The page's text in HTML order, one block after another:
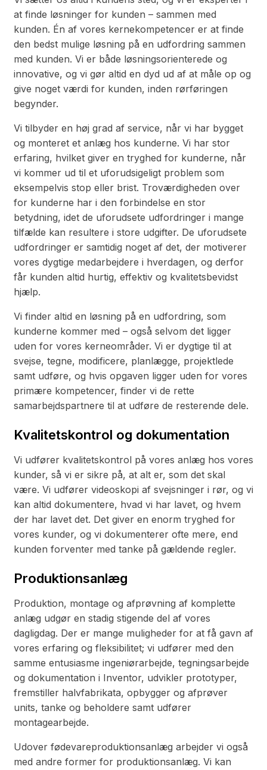
at finde løsninger for kunden – sammen med
kunden. Én af vores kernekompetencer er at finde
den bedst mulige løsning på en udfordring sammen
med kunden. Vi er både løsningsorienterede og
innovative, og vi gør altid en dyd ud af at måle op og
give noget værdi for kunden, inden rørføringen
begynder.
Vi tilbyder en høj grad af service, når vi har bygget
og monteret et anlæg hos kunderne. Vi har stor
erfaring, hvilket giver en tryghed for kunderne, når
vi kommer ud til et uforudsigeligt problem som
eksempelvis stop eller brist. Troværdigheden over
for kunderne har i den forbindelse en stor
betydning, idet de uforudsete udfordringer i mange
tilfælde kan resultere i store udgifter. De uforudsete
udfordringer er samtidig noget af det, der motiverer
vores dygtige medarbejdere i hverdagen, og derfor
får kunden altid hurtig, effektiv og kvalitetsbevidst
hjælp.
Vi finder altid en løsning på en udfordring, som
kunderne kommer med – også selvom det ligger
uden for vores kerneområder. Vi er dygtige til at
svejse, tegne, modificere, planlægge, projektlede
samt udføre, og hvis opgaven ligger uden for vores
primære kompetencer, finder vi de rette
samarbejdspartnere til at udføre de resterende dele.
Kvalitetskontrol og dokumentation
Vi udfører kvalitetskontrol på vores anlæg hos vores
kunder, så vi er sikre på, at alt er, som det skal
være. Vi udfører videoskopi af svejsninger i rør, og vi
kan altid dokumentere, hvad vi har lavet, og hvem
der har lavet det. Det giver en enorm tryghed for
vores kunder, og vi dokumenterer ofte mere, end
kunden forventer med tanke på gældende regler.
Produktionsanlæg
Produktion, montage og afprøvning af komplette
anlæg udgør en stadig stigende del af vores
dagligdag. Der er mange muligheder for at få gavn af
vores erfaring og fleksibilitet; vi udfører med den
samme entusiasme ingeniørarbejde, tegningsarbejde
og dokumentation i Inventor, udvikler prototyper,
fremstiller halvfabrikata, opbygger og afprøver
units, tanke og beholdere samt udfører
montagearbejde.
Udover fødevareproduktionsanlæg arbejder vi også
med andre former for produktionsanlæg. Vi kan